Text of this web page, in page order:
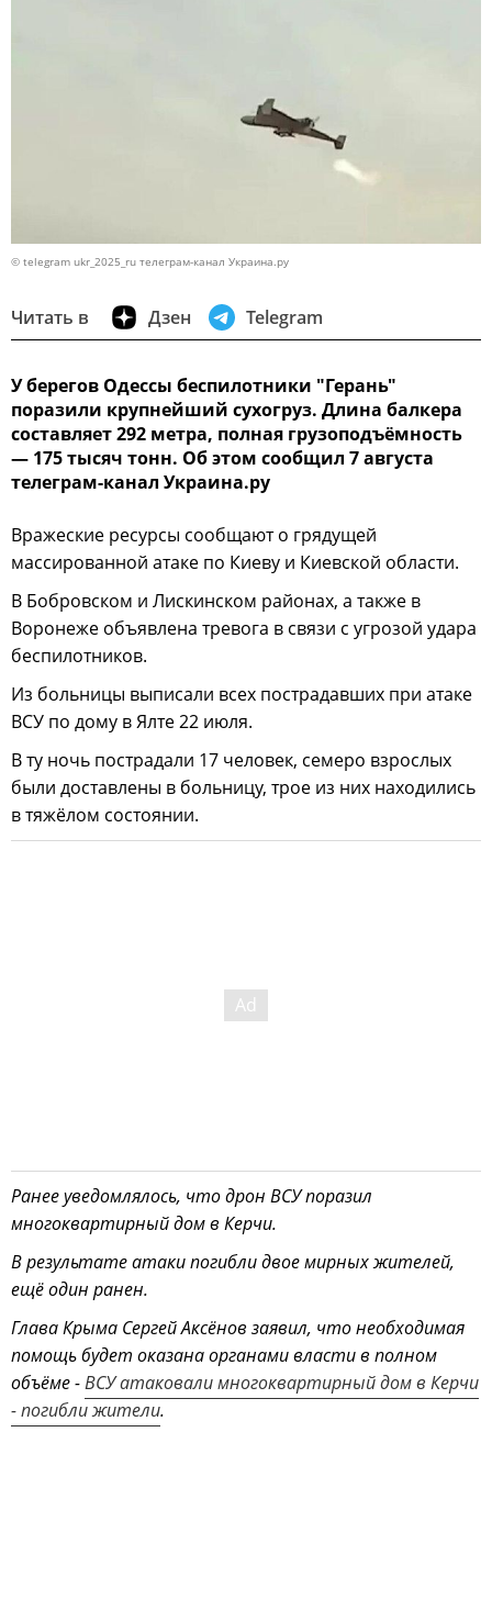
© telegram ukr_2025_ru телеграм-канал Украина.ру
Читать в Дзен Telegram
У берегов Одессы беспилотники "Герань"
поразили крупнейший сухогруз. Длина балкера
составляет 292 метра, полная грузоподъёмность
— 175 тысяч тонн. Об этом сообщил 7 августа
телеграм-канал Украина.ру
Вражеские ресурсы сообщают о грядущей
массированной атаке по Киеву и Киевской области.
В Бобровском и Лискинском районах, а также в
Воронеже объявлена тревога в связи с угрозой удара
беспилотников.
Из больницы выписали всех пострадавших при атаке
ВСУ по дому в Ялте 22 июля.
В ту ночь пострадали 17 человек, семеро взрослых
были доставлены в больницу, трое из них находились
в тяжёлом состоянии.
Ранее уведомлялось, что дрон ВСУ поразил
многоквартирный дом в Керчи.
В результате атаки погибли двое мирных жителей,
ещё один ранен.
Глава Крыма Сергей Аксёнов заявил, что необходимая
помощь будет оказана органами власти в полном
объёме -ВСУ атаковали многоквартирный дом в Керчи
- погибли жители.